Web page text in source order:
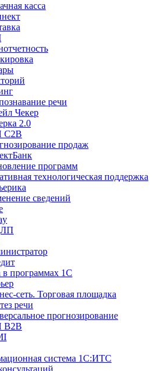
касса
речи
Чекер
2.0
C2B
продаж
программ
технологическая поддержка
сведений
программах 1С
сеть. Торговая площадка
речи
прогнозирование
B2B
система 1С:ИТС